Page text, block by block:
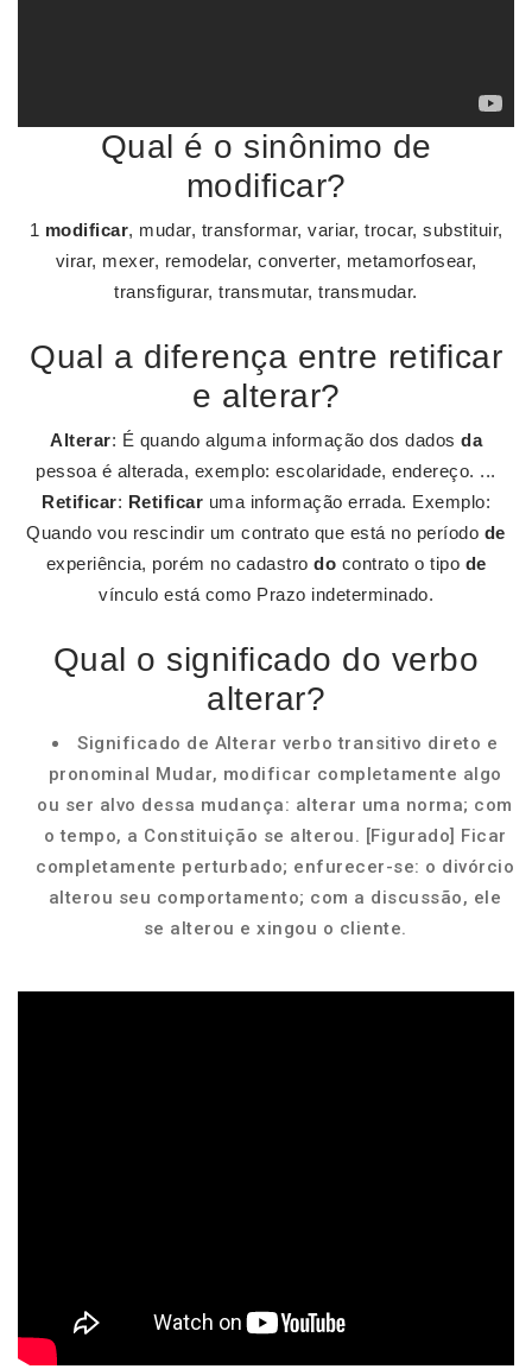
Qual é o sinônimo de
modificar?
1 modificar, mudar, transformar, variar, trocar, substituir,
virar, mexer, remodelar, converter, metamorfosear,
transfigurar, transmutar, transmudar.
Qual a diferença entre retificar
e alterar?
Alterar: É quando alguma informação dos dados da
pessoa é alterada, exemplo: escolaridade, endereço. ...
Retificar: Retificar uma informação errada. Exemplo:
Quando vou rescindir um contrato que está no período de
experiência, porém no cadastro do contrato o tipo de
vínculo está como Prazo indeterminado.
Qual o significado do verbo
alterar?
Significado de Alterar verbo transitivo direto e
pronominal Mudar, modificar completamente algo
ou ser alvo dessa mudança: alterar uma norma; com
o tempo, a Constituição se alterou. [Figurado] Ficar
completamente perturbado; enfurecer-se: o divórcio
alterou seu comportamento; com a discussão, ele
se alterou e xingou o cliente.